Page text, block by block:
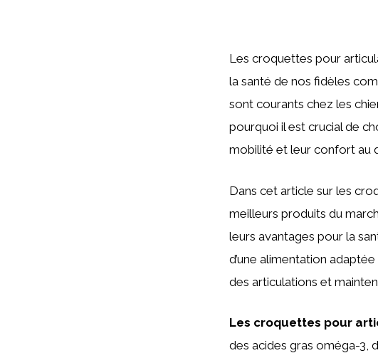
Les croquettes pour
la santé de nos fidèles
sont courants chez les
pourquoi il est crucial de
mobilité et leur confort au
Dans cet article sur les
meilleurs produits du
leurs avantages pour la
d’une alimentation
des articulations et
Les croquettes pour
des acides gras oméga-3,